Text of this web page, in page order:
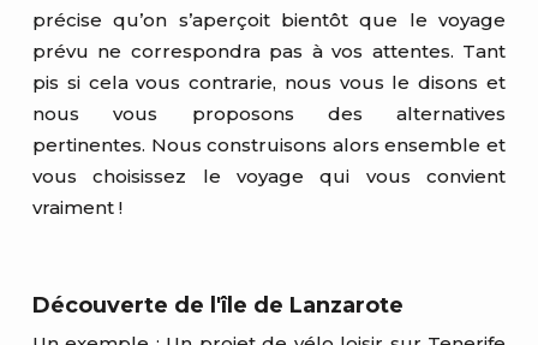
précise qu’on s’aperçoit bientôt que le voyage
prévu ne correspondra pas à vos attentes. Tant
pis si cela vous contrarie, nous vous le disons et
nous vous proposons des alternatives
pertinentes. Nous construisons alors ensemble et
vous choisissez le voyage qui vous convient
vraiment !
Découverte de l'île de Lanzarote